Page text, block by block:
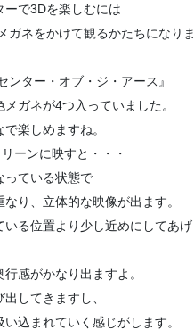
ーで3Dを楽しむには
ガネをかけて観るかたちになりま
ンター・オブ・ジ・アース』
ガネが4つ入っていました。
楽しめますね。
ーンに映すと・・・
っている状態で
り、立体的な映像が出ます。
いる位置より少し近めにしてあげ
感がかなり出ますよ。
してきますし、
込まれていく感じがします。